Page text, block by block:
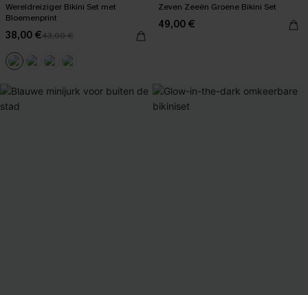
Wereldreiziger Bikini Set met
Bloemenprint
38,00 €43,00 €
Zeven Zeeën Groene Bikini Set
49,00 €